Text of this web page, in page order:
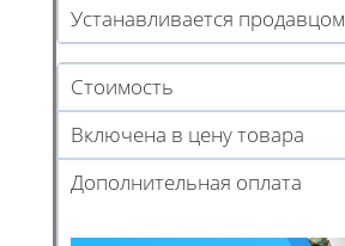
Устанавливается продавцом
Стоимость
Включена в цену товара
Дополнительная оплата